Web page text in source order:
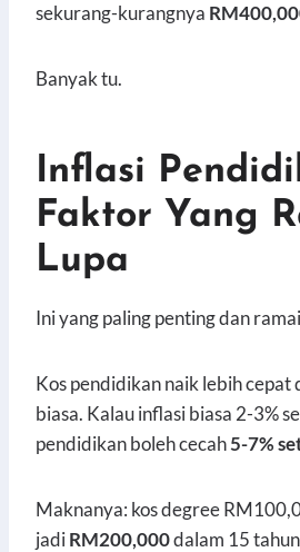
sekurang-kurangnya
Banyak tu.
Inflasi
Faktor Yang
Lupa
Ini yang paling penting dan
Kos pendidikan naik lebih cepat
biasa. Kalau inflasi biasa 2-3%
pendidikan boleh cecah5-7%
Maknanya: kos degree
jadiRM200,000dalam 15